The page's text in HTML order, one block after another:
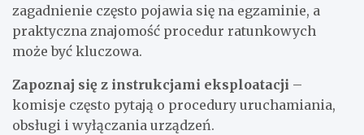
zagadnienie często pojawia się na egzaminie, a
praktyczna znajomość procedur ratunkowych
może być kluczowa.
Zapoznaj się z instrukcjami eksploatacji –
komisje często pytają o procedury uruchamiania,
obsługi i wyłączania urządzeń.